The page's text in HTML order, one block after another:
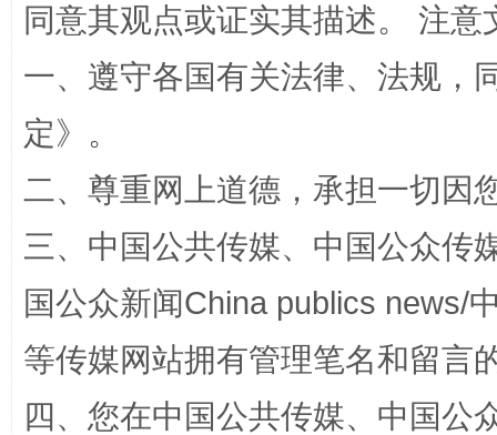
招工难、用工荒背后
同意其观点或证实其描述。 注
一、遵守各国有关法律、法规，
定》。
二、尊重网上道德，承担一切因
三、中国公共传媒、中国公众传
国公众新闻China publics news/
等传媒网站拥有管理笔名和留言
四、您在中国公共传媒、中国公